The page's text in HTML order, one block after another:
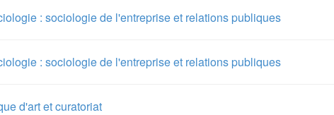
: sociologie de l'entreprise et relations publiques
: sociologie de l'entreprise et relations publiques
d'art et curatoriat